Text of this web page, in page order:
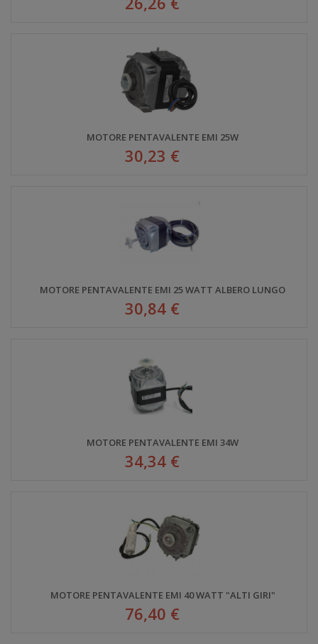
MOTORE PENTAVALENTE EMI 25W
30,23 €
MOTORE PENTAVALENTE EMI 25 WATT ALBERO LUNGO
30,84 €
MOTORE PENTAVALENTE EMI 34W
34,34 €
MOTORE PENTAVALENTE EMI 40 WATT "ALTI GIRI"
76,40 €